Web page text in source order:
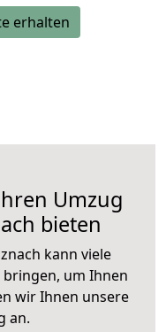
erhalten
Umzug
bieten
kann viele
um Ihnen
wir Ihnen unsere
an.